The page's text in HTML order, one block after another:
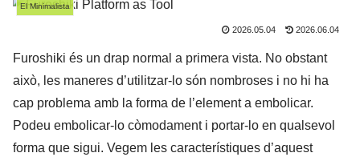
El Minimalista
2026.05.04 2026.06.04
Furoshiki és un drap normal a primera vista. No obstant
això, les maneres d’utilitzar-lo són nombroses i no hi ha
cap problema amb la forma de l’element a embolicar.
Podeu embolicar-lo còmodament i portar-lo en qualsevol
forma que sigui. Vegem les característiques d’aquest